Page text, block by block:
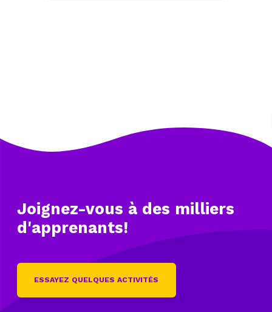
Joignez-vous à des milliers
d'apprenants!
ESSAYEZ QUELQUES ACTIVITÉS